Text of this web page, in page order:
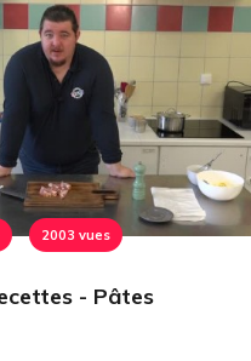
2003 vues
- Pâtes